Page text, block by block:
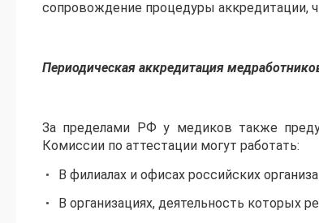
сопровождение процедуры аккредитации,
Периодическая аккредитация
За пределами РФ у медиков также
Комиссии по аттестации могут работать:
В филиалах и офисах российских
В организациях, деятельность которых